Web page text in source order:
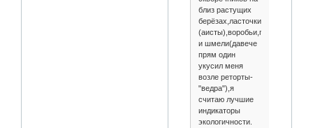
близ растущих
берёзах,ласточки,буслы
и шмели(давече
прям один
укусил меня
возле реторты-
"ведра"),я
считаю лучшие
индикаторы
экологичности.